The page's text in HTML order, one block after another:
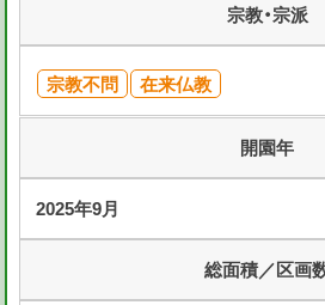
宗教・宗派
宗教不問 在来仏教
開園年
2025年9月
総面積／区画